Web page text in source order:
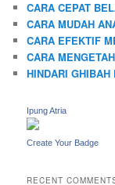
CARA CEPAT
CARA MUDAH
CARA EFEKTIF
CARA
HINDARI GHIBAH
Ipung Atria
Create Your Badge
RECENT